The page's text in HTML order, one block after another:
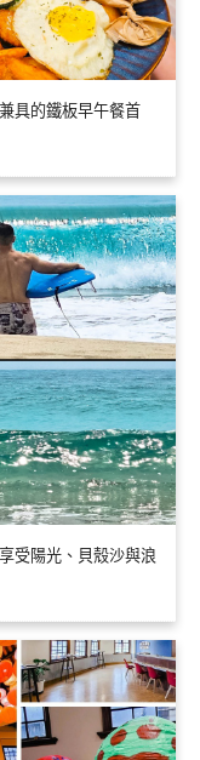
具的鐵板早午餐首
受陽光、貝殼沙與浪